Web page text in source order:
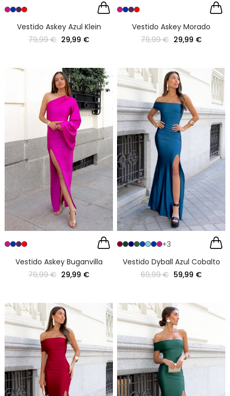
Vestido Askey Azul Klein
79,99 € 29,99 €
Vestido Askey Morado
79,99 € 29,99 €
Vestido Askey Buganvilla
79,99 € 29,99 €
+3
Vestido Dyball Azul Cobalto
69,99 € 59,99 €